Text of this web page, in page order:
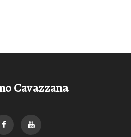
Cavazzana